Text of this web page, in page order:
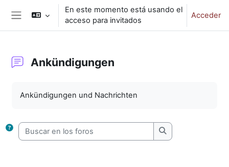
Salta al contenido principal
Panel lateral
En este momento está usando el
acceso para invitados
Acceder
Ankündigungen
Ankündigungen und Nachrichten
Buscar en los foros
Buscar en los